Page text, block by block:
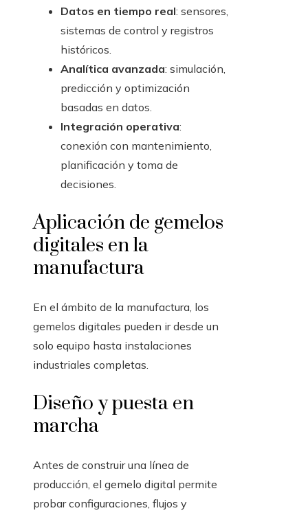
Datos en tiempo real: sensores,
sistemas de control y registros
históricos.
Analítica avanzada: simulación,
predicción y optimización
basadas en datos.
Integración operativa:
conexión con mantenimiento,
planificación y toma de
decisiones.
Aplicación de gemelos
digitales en la
manufactura
En el ámbito de la manufactura, los
gemelos digitales pueden ir desde un
solo equipo hasta instalaciones
industriales completas.
Diseño y puesta en
marcha
Antes de construir una línea de
producción, el gemelo digital permite
probar configuraciones, flujos y